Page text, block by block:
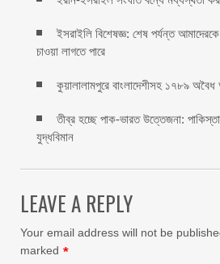
ইসরাইলি বিশেষজ্ঞ: শেষ পর্যন্ত আমাদেরকে
চাওয়া লাগতে পারে
কুয়ালালামপুরে বাংলাদেশীসহ ১৭৮৯
তীব্র হচ্ছে পাক-ভারত উত্তেজনা:
যুদ্ধবিমান
LEAVE A REPLY
Your email address will not be
marked *